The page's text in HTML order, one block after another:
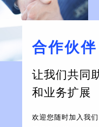
合作伙伴
让我们共同
和业务扩展
欢迎您随时加入我